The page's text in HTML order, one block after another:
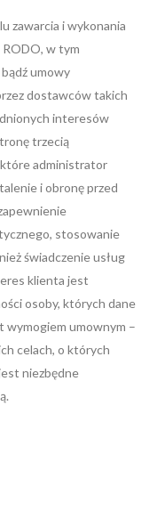
zawarcia i wykonania
w tym
umowy
dostawców takich
interesów
trzecią
administrator
i obronę przed
stosowanie
świadczenie usług
klienta jest
osoby, których dane
wymogiem umownym –
celach, o których
niezbędne